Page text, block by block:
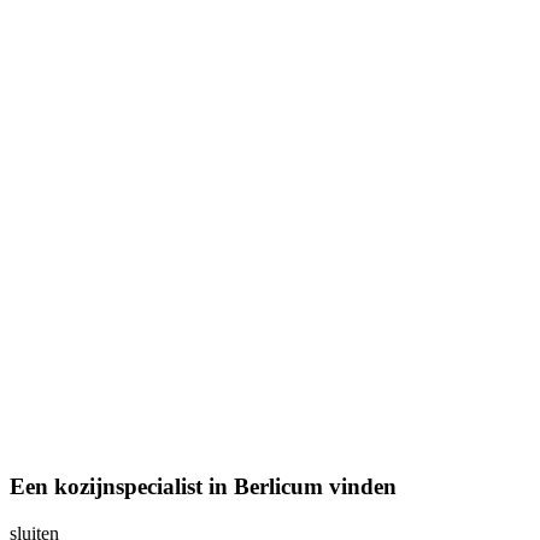
Een kozijnspecialist in Berlicum vinden
sluiten